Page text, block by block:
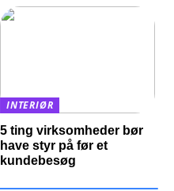
INTERIØR
5 ting virksomheder bør
have styr på før et
kundebesøg